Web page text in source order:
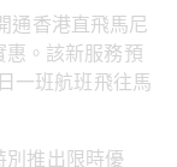
通香港直飛馬尼
。該新服務預
一班航班飛往馬
推出限時優